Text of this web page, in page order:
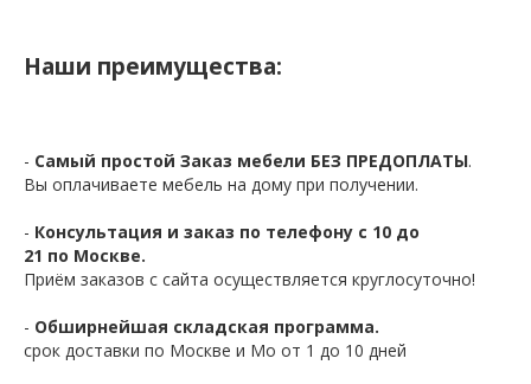
Наши преимущества:
- Самый простой Заказ мебели БЕЗ ПРЕДОПЛАТЫ.
Вы оплачиваете мебель на дому при получении.
- Консультация и заказ по телефону с 10 до
21 по Москве.
Приём заказов с сайта осуществляется круглосуточно!
- Обширнейшая складская программа.
срок доставки по Москве и Мо от 1 до 10 дней